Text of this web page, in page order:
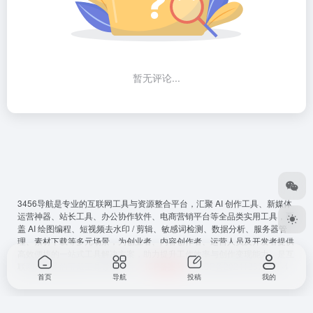
暂无评论...
3456导航是专业的互联网工具与资源整合平台，汇聚 AI 创作工具、新媒体
运营神器、站长工具、办公协作软件、电商营销平台等全品类实用工具，覆
盖 AI 绘图编程、短视频去水印 / 剪辑、敏感词检测、数据分析、服务器管
理、素材下载等多元场景，为创业者、内容创作者、运营人员及开发者提供
高效便捷的一站式工具解决方案，助力提升工作效率与创作变现能力，是互
联网从必备的宝藏工具导航平台。
：鲁ICP备2024128794号-4
首页 导航 投稿 我的